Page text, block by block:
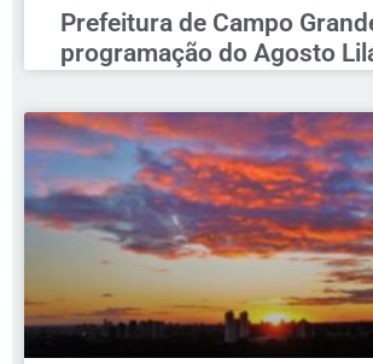
Prefeitura de Campo
programação do Agosto